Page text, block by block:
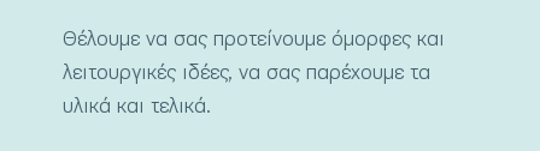
Θέλουμε να σας προτείνουμε όμορφες και
λειτουργικές ιδέες, να σας παρέχουμε τα
υλικά και τελικά.